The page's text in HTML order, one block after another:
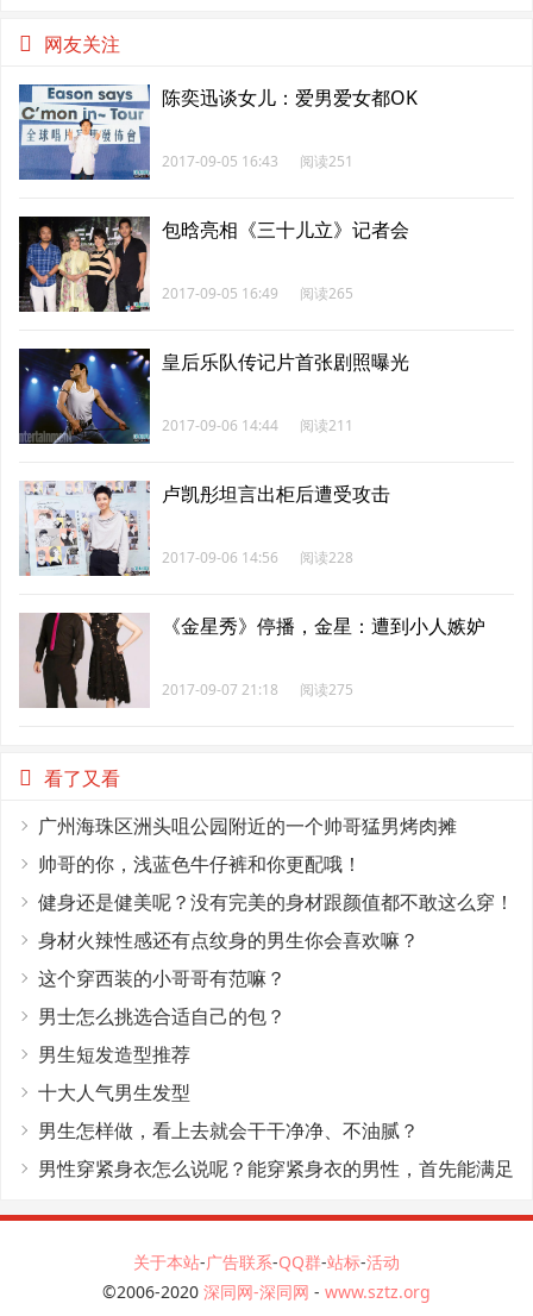
网友关注
陈奕迅谈女儿：爱男爱女都OK
2017-09-05 16:43 阅读251
包晗亮相《三十儿立》记者会
2017-09-05 16:49 阅读265
皇后乐队传记片首张剧照曝光
2017-09-06 14:44 阅读211
卢凯彤坦言出柜后遭受攻击
2017-09-06 14:56 阅读228
《金星秀》停播，金星：遭到小人嫉妒
2017-09-07 21:18 阅读275
看了又看
广州海珠区洲头咀公园附近的一个帅哥猛男烤肉摊
帅哥的你，浅蓝色牛仔裤和你更配哦！
健身还是健美呢？没有完美的身材跟颜值都不敢这么穿！
身材火辣性感还有点纹身的男生你会喜欢嘛？
这个穿西装的小哥哥有范嘛？
男士怎么挑选合适自己的包？
男生短发造型推荐
十大人气男生发型
男生怎样做，看上去就会干干净净、不油腻？
男性穿紧身衣怎么说呢？能穿紧身衣的男性，首先能满足
关于本站-广告联系-QQ群-站标-活动
©2006-2020 深同网-深同网 - www.sztz.org